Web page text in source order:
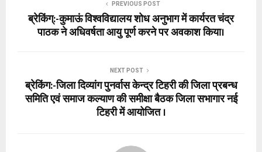
PREVIOUS POST
ब्रेकिंग्:-कुमाऊं विश्वविद्यालय शोध अनुभाग में कार्यरत चंद्र
पाठक ने अधिवर्षता आयु पूर्ण करने पर अवकाश किया।
NEXT POST
ब्रेकिंग:-जिला दिव्यांग पुनर्वास केन्द्र टिहरी की जिला प्रबन्ध
समिति एवं समाज कल्याण की समीक्षा बैठक जिला सभागार नई
टिहरी में आयोजित ।